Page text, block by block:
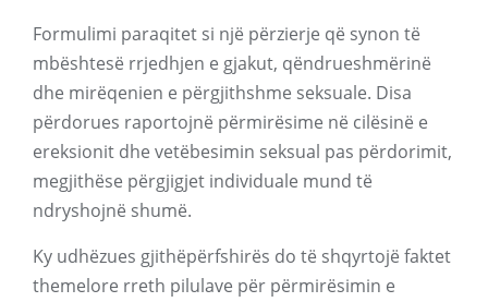
Formulimi paraqitet si një përzierje që synon të
mbështesë rrjedhjen e gjakut, qëndrueshmërinë
dhe mirëqenien e përgjithshme seksuale. Disa
përdorues raportojnë përmirësime në cilësinë e
ereksionit dhe vetëbesimin seksual pas përdorimit,
megjithëse përgjigjet individuale mund të
ndryshojnë shumë.
Ky udhëzues gjithëpërfshirës do të shqyrtojë faktet
themelore rreth pilulave për përmirësimin e